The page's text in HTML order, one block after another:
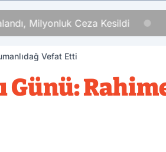
Milyonluk Ceza Kesildi
Vefat Etti